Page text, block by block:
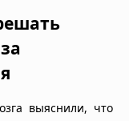
выяснили, что